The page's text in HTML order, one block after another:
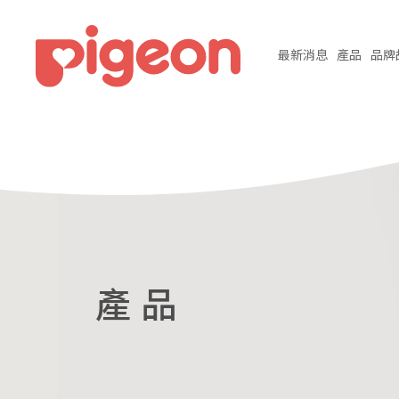
最新消息 產品 品牌
產 品